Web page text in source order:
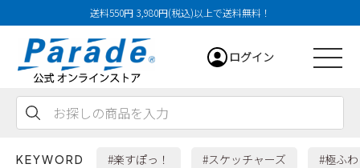
送料550円 3,980円(税込)以上で送料無料！
ログイン
KEYWORD #楽すぽっ！ #スケッチャーズ #極ふ